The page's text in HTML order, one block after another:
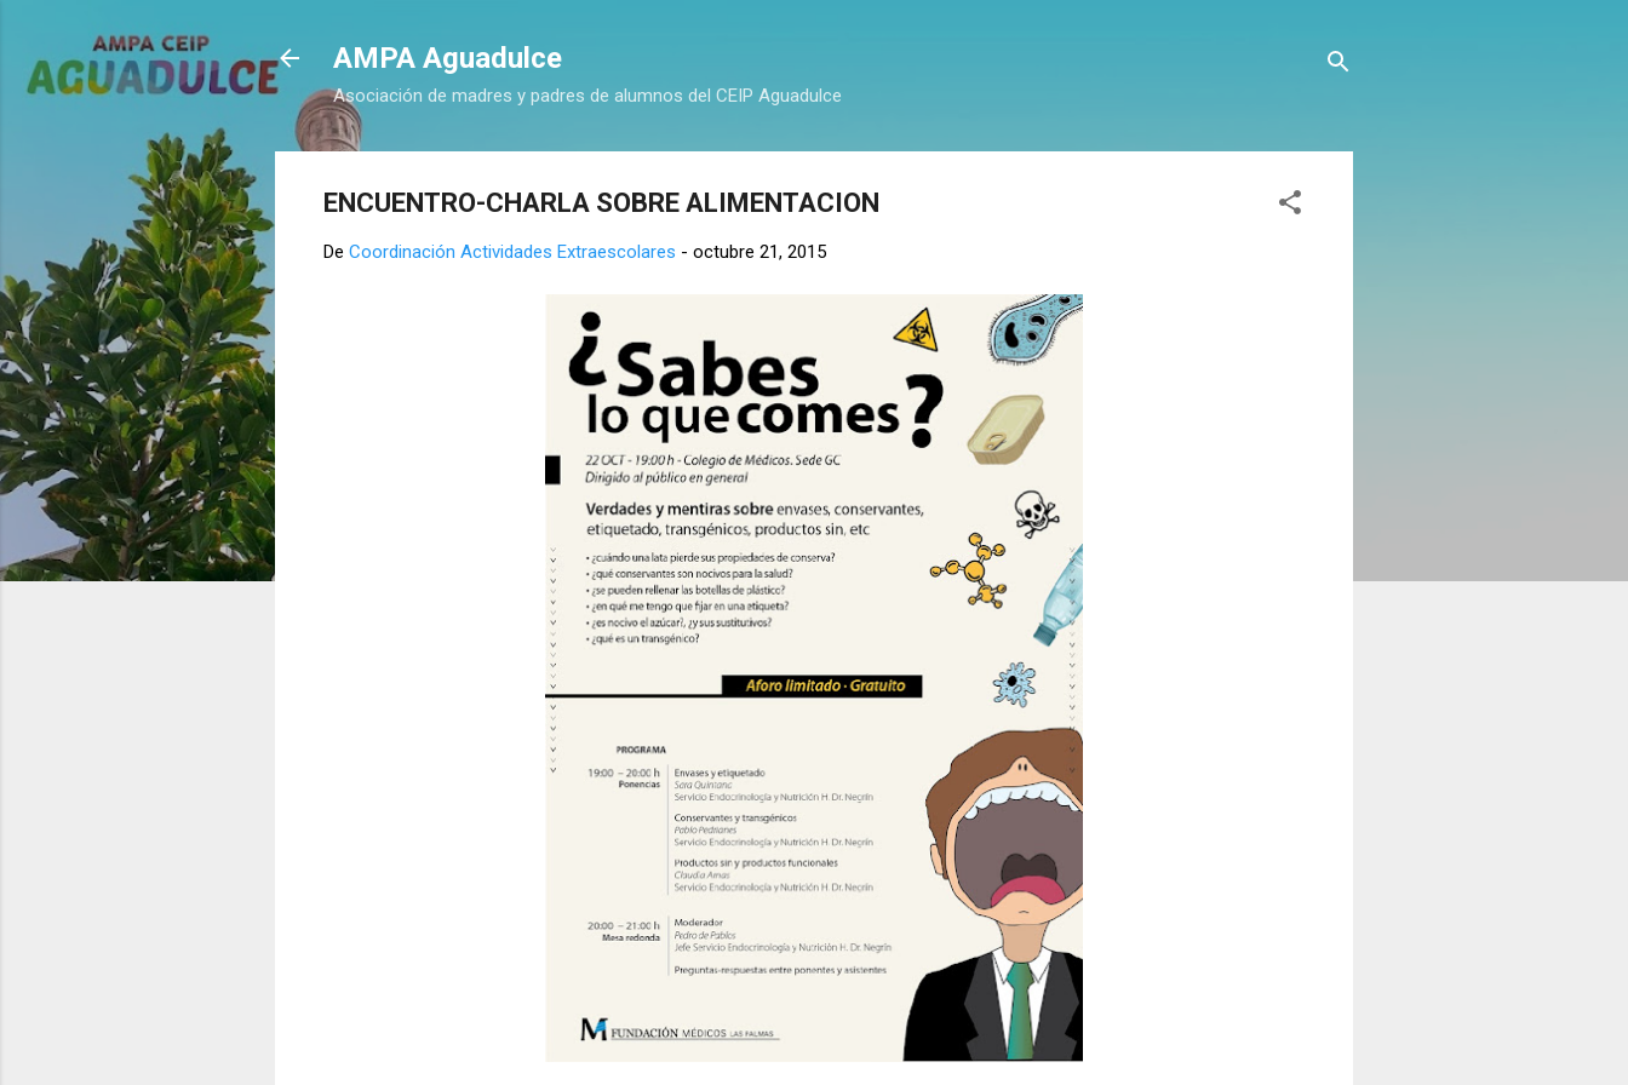
AMPA Aguadulce
Asociación de madres y padres de alumnos del CEIP Aguadulce
ENCUENTRO-CHARLA SOBRE ALIMENTACION
De Coordinación Actividades Extraescolares - octubre 21, 2015